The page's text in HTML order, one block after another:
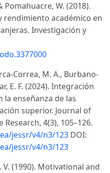
Pomahuacre, W. (2018).
rendimiento académico en
Investigación y
Correa, M. A., Burbano-
E. F. (2024). Integración
enseñanza de las
superior. Journal of
4(3), 105–126.
jessr/v4/n3/123 DOI:
jessr/v4/n3/123
V. (1990). Motivational and